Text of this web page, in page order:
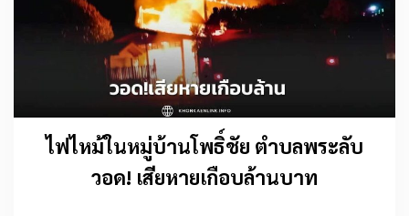
ไฟไหม้ในหมู่บ้านโพธิ์ชัย ตำบลพระลับ
วอด! เสียหายเกือบล้านบาท